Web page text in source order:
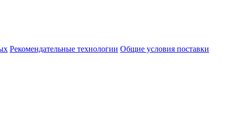
Рекомендательные технологии Общие условия поставки